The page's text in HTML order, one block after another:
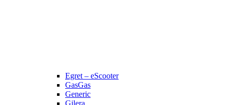
Egret – eScooter
GasGas
Generic
Gilera